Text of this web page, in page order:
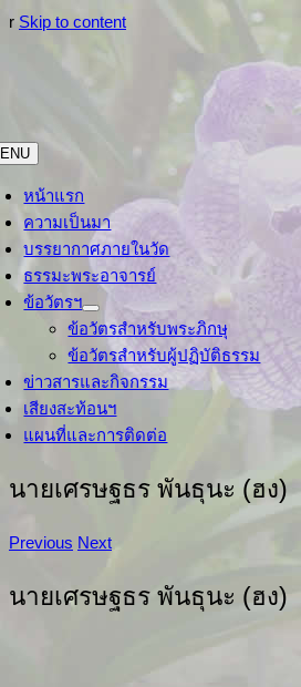
r Skip to content
หน้าแรก
ความเป็นมา
บรรยากาศภายในวัด
ธรรมะพระอาจารย์
ข้อวัตรฯ
ข้อวัตรสำหรับพระภิกษุ
ข้อวัตรสำหรับผู้ปฏิบัติธรรม
ข่าวสารและกิจกรรม
เสียงสะท้อนฯ
แผนที่และการติดต่อ
นายเศรษฐธร พันธุนะ (ฮง)
Previous Next
นายเศรษฐธร พันธุนะ (ฮง)